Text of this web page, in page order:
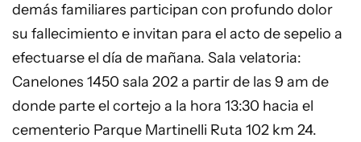
demás familiares participan con profundo dolor
su fallecimiento e invitan para el acto de sepelio a
efectuarse el día de mañana. Sala velatoria:
Canelones 1450 sala 202 a partir de las 9 am de
donde parte el cortejo a la hora 13:30 hacia el
cementerio Parque Martinelli Ruta 102 km 24.